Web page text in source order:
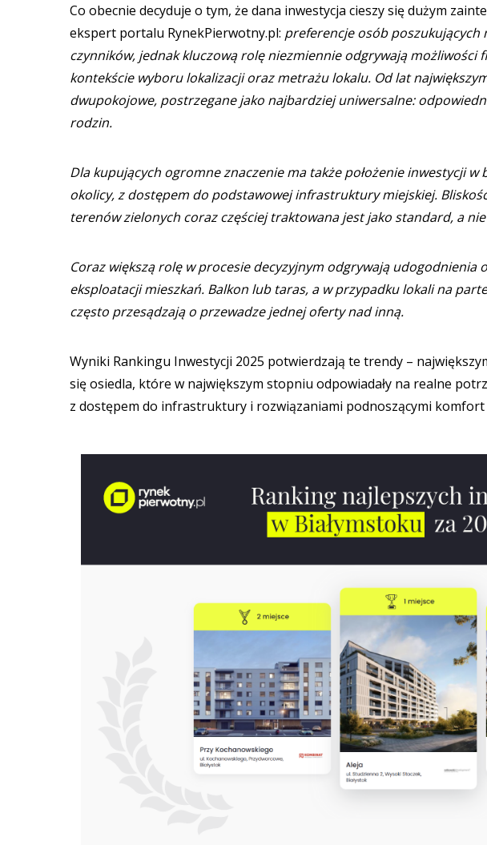
Co obecnie decyduje o tym, że dana inwestycja cieszy się dużym
ekspert portalu RynekPierwotny.pl: preferencje osób poszukujących
czynników, jednak kluczową rolę niezmiennie odgrywają możliwości
kontekście wyboru lokalizacji oraz metrażu lokalu. Od lat
dwupokojowe, postrzegane jako najbardziej uniwersalne:
rodzin.
Dla kupujących ogromne znaczenie ma także położenie inwestycji
okolicy, z dostępem do podstawowej infrastruktury miejskiej.
terenów zielonych coraz częściej traktowana jest jako standard, a
Coraz większą rolę w procesie decyzyjnym odgrywają
eksploatacji mieszkań. Balkon lub taras, a w przypadku lokali na
często przesądzają o przewadze jednej oferty nad inną.
Wyniki Rankingu Inwestycji 2025 potwierdzają te trendy –
się osiedla, które w największym stopniu odpowiadały na realne
z dostępem do infrastruktury i rozwiązaniami podnoszącymi komfort